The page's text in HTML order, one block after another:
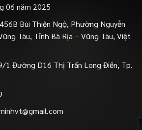
06 năm 2025
Bùi Thiện Ngộ, Phường Nguyễn
Tàu, Tỉnh Bà Rịa – Vũng Tàu, Việt
1 Đường D16 Thị Trấn Long Điền, Tp.